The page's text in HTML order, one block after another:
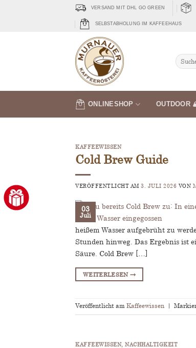
VERSAND MIT DHL GO GREEN
SELBSTABHOLUNG IM KAFFEEHAUS
Suche
nach:
ONLINESHOP OUTDOOR
KAFFEEWISSEN
Cold Brew Guide
VERÖFFENTLICHT AM3. JULI 2026 VON
03
Juli
heißem Wasser aufgebrüht zu
Stunden hinweg. Das Ergebnis ist
Säure. Cold Brew […]
WEITERLESEN →
Veröffentlicht am Kaffeewissen
KAFFEEWISSEN,NACHHALTIGKEIT